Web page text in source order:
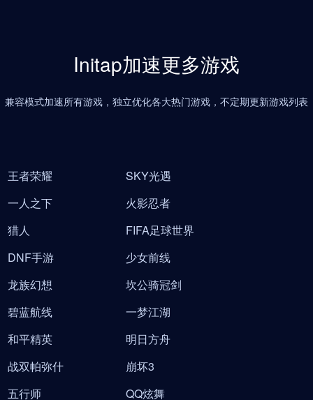
Initap加速更多游戏
兼容模式加速所有游戏，独立优化各大热门游戏，不定期更新游戏列表
王者荣耀
SKY光遇
一人之下
火影忍者
猎人
FIFA足球世界
DNF手游
少女前线
龙族幻想
坎公骑冠剑
碧蓝航线
一梦江湖
和平精英
明日方舟
战双帕弥什
崩坏3
五行师
QQ炫舞